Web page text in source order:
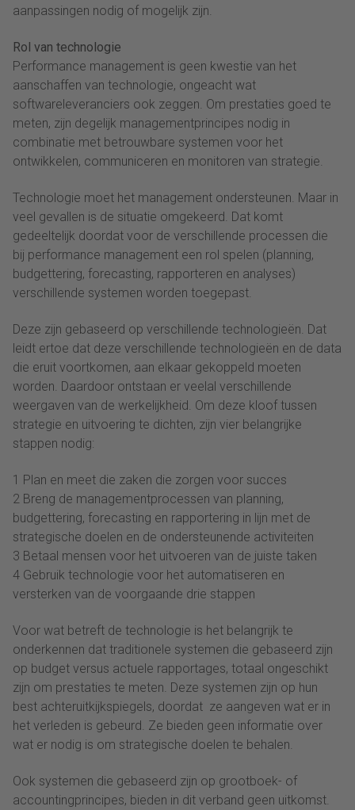
aanpassingen nodig of mogelijk zijn.
Rol van technologie
Performance management is geen kwestie van het
aanschaffen van technologie, ongeacht wat
softwareleveranciers ook zeggen. Om prestaties goed te
meten, zijn degelijk managementprincipes nodig in
combinatie met betrouwbare systemen voor het
ontwikkelen, communiceren en monitoren van strategie.
Technologie moet het management ondersteunen. Maar in
veel gevallen is de situatie omgekeerd. Dat komt
gedeeltelijk doordat voor de verschillende processen die
bij performance management een rol spelen (planning,
budgettering, forecasting, rapporteren en analyses)
verschillende systemen worden toegepast.
Deze zijn gebaseerd op verschillende technologieën. Dat
leidt ertoe dat deze verschillende technologieën en de data
die eruit voortkomen, aan elkaar gekoppeld moeten
worden. Daardoor ontstaan er veelal verschillende
weergaven van de werkelijkheid. Om deze kloof tussen
strategie en uitvoering te dichten, zijn vier belangrijke
stappen nodig:
1 Plan en meet die zaken die zorgen voor succes
2 Breng de managementprocessen van planning,
budgettering, forecasting en rapportering in lijn met de
strategische doelen en de ondersteunende activiteiten
3 Betaal mensen voor het uitvoeren van de juiste taken
4 Gebruik technologie voor het automatiseren en
versterken van de voorgaande drie stappen
Voor wat betreft de technologie is het belangrijk te
onderkennen dat traditionele systemen die gebaseerd zijn
op budget versus actuele rapportages, totaal ongeschikt
zijn om prestaties te meten. Deze systemen zijn op hun
best achteruitkijkspiegels, doordat ze aangeven wat er in
het verleden is gebeurd. Ze bieden geen informatie over
wat er nodig is om strategische doelen te behalen.
Ook systemen die gebaseerd zijn op grootboek- of
accountingprincipes, bieden in dit verband geen uitkomst.